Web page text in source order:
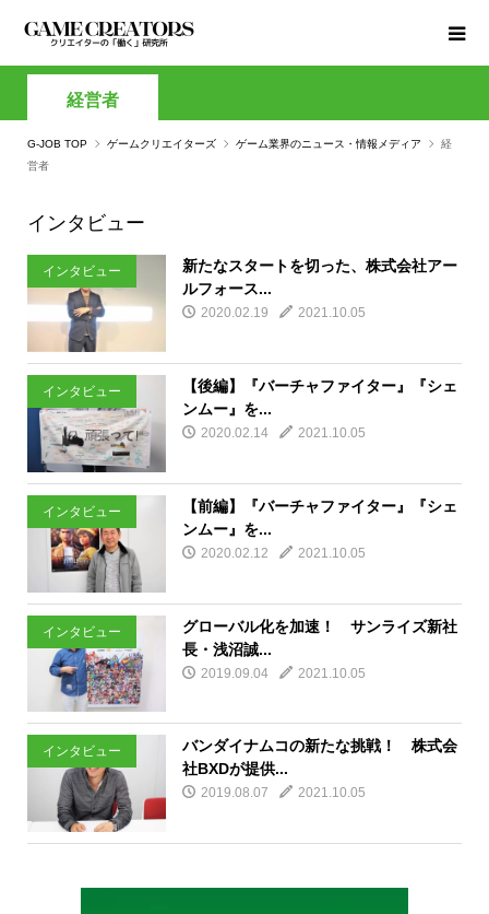
経営者
G-JOB TOP ゲームクリエイターズ ゲーム業界のニュース・情報メディア
経
営者
インタビュー
インタビュー
新たなスタートを切った、株式会社アー
ルフォース...
2020.02.19 2021.10.05
インタビュー
【後編】『バーチャファイター』『シェ
ンムー』を...
2020.02.14 2021.10.05
インタビュー
【前編】『バーチャファイター』『シェ
ンムー』を...
2020.02.12 2021.10.05
インタビュー
グローバル化を加速！ サンライズ新社
長・浅沼誠...
2019.09.04 2021.10.05
インタビュー
バンダイナムコの新たな挑戦！ 株式会
社BXDが提供...
2019.08.07 2021.10.05